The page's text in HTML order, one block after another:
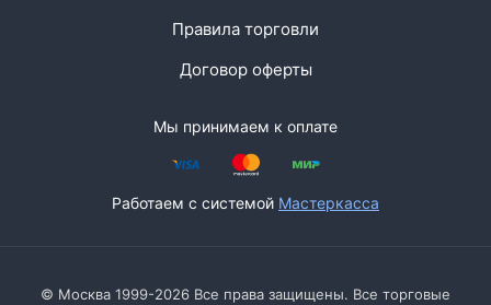
Правила торговли
Договор оферты
Мы принимаем к оплате
Работаем с системой Мастеркасса
© Москва 1999-2026 Все права защищены. Все торговые